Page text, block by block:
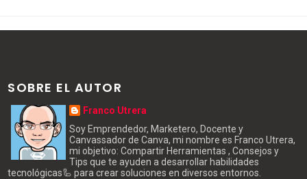
SOBRE EL AUTOR
Franco Utrera
Soy Emprendedor, Marketero, Docente y
Canvassador de Canva, mi nombre es Franco Utrera,
mi objetivo: Compartir Herramientas , Consejos y
Tips que te ayuden a desarrollar habilidades
tecnológicas🦾 para crear soluciones en diversos entornos.